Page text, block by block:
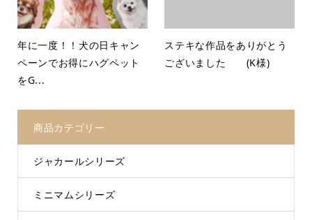
年に一度！！犬の日キャン
ペーンでお得にハグペット
をG...
ステキな作品をありがとう
ございました (K様)
商品カテゴリー
ジャカールシリーズ
ミニマムシリーズ